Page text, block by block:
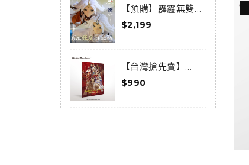
【預購】霹靂無雙
3D激戰天下-亂世狂
刀-狂龍傲天套組(預
$2,199
【台灣搶先賣】
《Thunderbolt
Fantasy 東離劍遊
$990